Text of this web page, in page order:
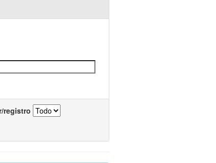
registro